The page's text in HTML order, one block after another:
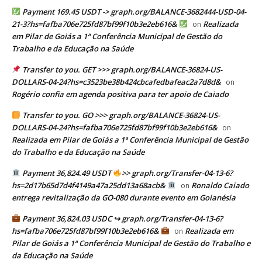
Payment 169.45 USDT -> graph.org/BALANCE-3682444-USD-04-
21-3?hs=fafba706e725fd87bf99f10b3e2eb616&
on Realizada
em Pilar de Goiás a 1ª Conferência Municipal de Gestão do
Trabalho e da Educação na Saúde
Transfer to you. GET >>> graph.org/BALANCE-36824-US-
DOLLARS-04-24?hs=c3523be38b424cbcafedbafeac2a7d8d& on
Rogério confia em agenda positiva para ter apoio de Caiado
Transfer to you. GO >>> graph.org/BALANCE-36824-US-
DOLLARS-04-24?hs=fafba706e725fd87bf99f10b3e2eb616& on
Realizada em Pilar de Goiás a 1ª Conferência Municipal de Gestão
do Trabalho e da Educação na Saúde
Payment 36,824.49 USDT
>> graph.org/Transfer-04-13-6?
hs=2d17b65d7d4f4149a47a25dd13a68acb&
on Ronaldo Caiado
entrega revitalização da GO-080 durante evento em Goianésia
Payment 36,824.03 USDC ↪ graph.org/Transfer-04-13-6?
hs=fafba706e725fd87bf99f10b3e2eb616&
on Realizada em
Pilar de Goiás a 1ª Conferência Municipal de Gestão do Trabalho e
da Educação na Saúde